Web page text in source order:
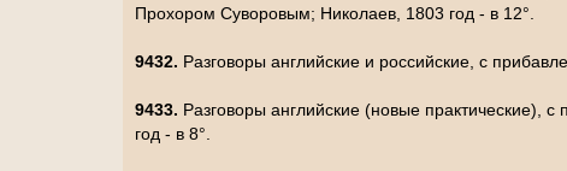
Прохором Суворовым; Николаев, 1803 год - в 12°.
9432. Разговоры английские и российские, с
9433. Разговоры английские (новые
год - в 8°.